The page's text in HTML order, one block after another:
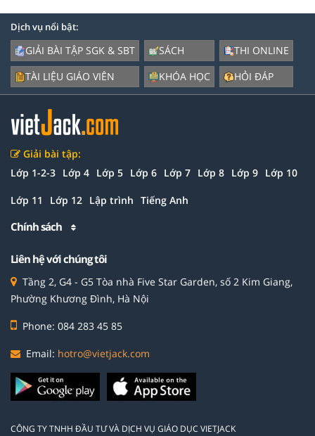
Dịch vụ nổi bật:
GIẢI BÀI TẬP SGK & SBT
TÀI LIỆU GIÁO VIÊN
SÁCH
KHÓA HỌC
THI ONLINE
HỎI ĐÁP
Giải bài tập:
Lớp 1-2-3 Lớp 4 Lớp 5 Lớp 6 Lớp 7 Lớp 8 Lớp 9 Lớp 10
Lớp 11 Lớp 12 Lập trình Tiếng Anh
Chính sách
Liên hệ với chúng tôi
Tầng 2, G4 - G5 Tòa nhà Five Star Garden, số 2 Kim Giang,
Phường Khương Đình, Hà Nội
Phone: 084 283 45 85
Email: hotro@vietjack.com
CÔNG TY TNHH ĐẦU TƯ VÀ DỊCH VỤ GIÁO DỤC VIETJACK